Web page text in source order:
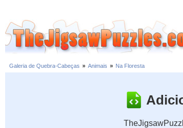
Galeria de Quebra-Cabeças » Animais » Na Floresta